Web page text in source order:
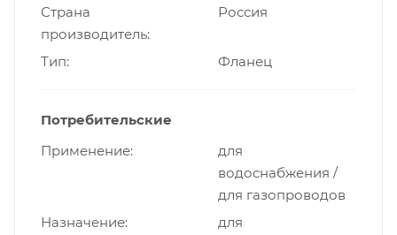
Страна
производитель
Россия
Тип Фланец
Потребительские
Применение
для
водоснабжения /
для газопроводов
Назначение
для